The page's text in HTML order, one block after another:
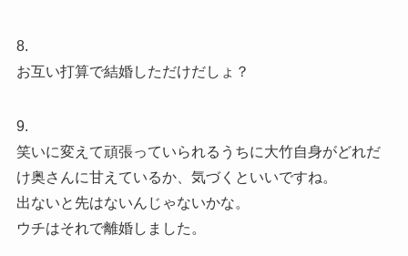
8.
お互い打算で結婚しただけだしょ？
9.
笑いに変えて頑張っていられるうちに大竹自身がどれだ
け奥さんに甘えているか、気づくといいですね。
出ないと先はないんじゃないかな。
ウチはそれで離婚しました。